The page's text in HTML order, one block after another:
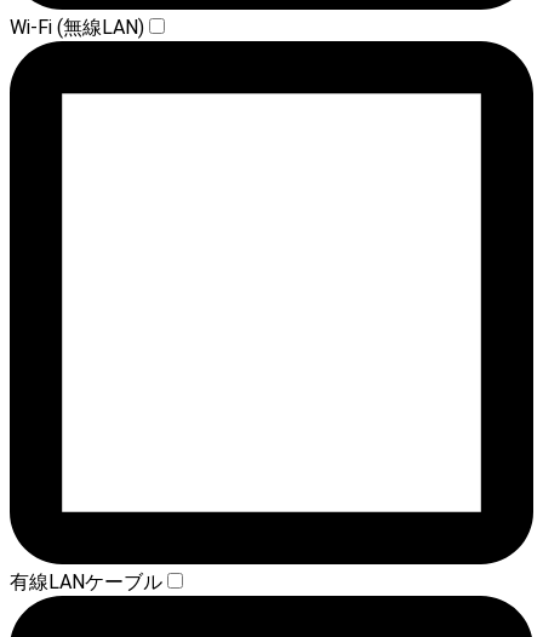
Wi-Fi (無線LAN)
有線LANケーブル